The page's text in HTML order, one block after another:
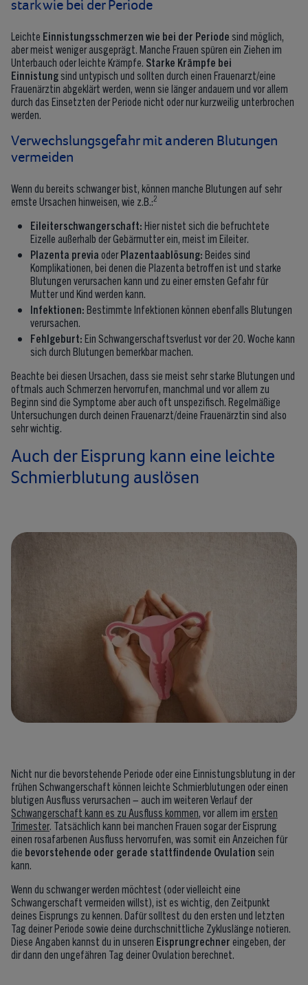
stark wie bei der Periode
Leichte Einnistungsschmerzen wie bei der Periode sind möglich,
aber meist weniger ausgeprägt. Manche Frauen spüren ein Ziehen im
Unterbauch oder leichte Krämpfe. Starke Krämpfe bei
Einnistung sind untypisch und sollten durch einen Frauenarzt/eine
Frauenärztin abgeklärt werden, wenn sie länger andauern und vor allem
durch das Einsetzten der Periode nicht oder nur kurzweilig unterbrochen
werden.
Verwechslungsgefahr mit anderen Blutungen
vermeiden
Wenn du bereits schwanger bist, können manche Blutungen auf sehr
ernste Ursachen hinweisen, wie z.B.:2
Eileiterschwangerschaft: Hier nistet sich die befruchtete
Eizelle außerhalb der Gebärmutter ein, meist im Eileiter.
Plazenta previa oderPlazentaablösung: Beides sind
Komplikationen, bei denen die Plazenta betroffen ist und starke
Blutungen verursachen kann und zu einer ernsten Gefahr für
Mutter und Kind werden kann.
Infektionen: Bestimmte Infektionen können ebenfalls Blutungen
verursachen.
Fehlgeburt: Ein Schwangerschaftsverlust vor der 20. Woche kann
sich durch Blutungen bemerkbar machen.
Beachte bei diesen Ursachen, dass sie meist sehr starke Blutungen und
oftmals auch Schmerzen hervorrufen, manchmal und vor allem zu
Beginn sind die Symptome aber auch oft unspezifisch. Regelmäßige
Untersuchungen durch deinen Frauenarzt/deine Frauenärztin sind also
sehr wichtig.
Auch der Eisprung kann eine leichte
Schmierblutung auslösen
Nicht nur die bevorstehende Periode oder eine Einnistungsblutung in der
frühen Schwangerschaft können leichte Schmierblutungen oder einen
blutigen Ausfluss verursachen – auch im weiteren Verlauf der
Schwangerschaft kann es zu Ausfluss kommen, vor allem im ersten
Trimester. Tatsächlich kann bei manchen Frauen sogar der Eisprung
einen rosafarbenen Ausfluss hervorrufen, was somit ein Anzeichen für
die bevorstehende oder gerade stattfindende Ovulation sein
kann.
Wenn du schwanger werden möchtest (oder vielleicht eine
Schwangerschaft vermeiden willst), ist es wichtig, den Zeitpunkt
deines Eisprungs zu kennen. Dafür solltest du den ersten und letzten
Tag deiner Periode sowie deine durchschnittliche Zykluslänge notieren.
Diese Angaben kannst du in unseren Eisprungrechner eingeben, der
dir dann den ungefähren Tag deiner Ovulation berechnet.